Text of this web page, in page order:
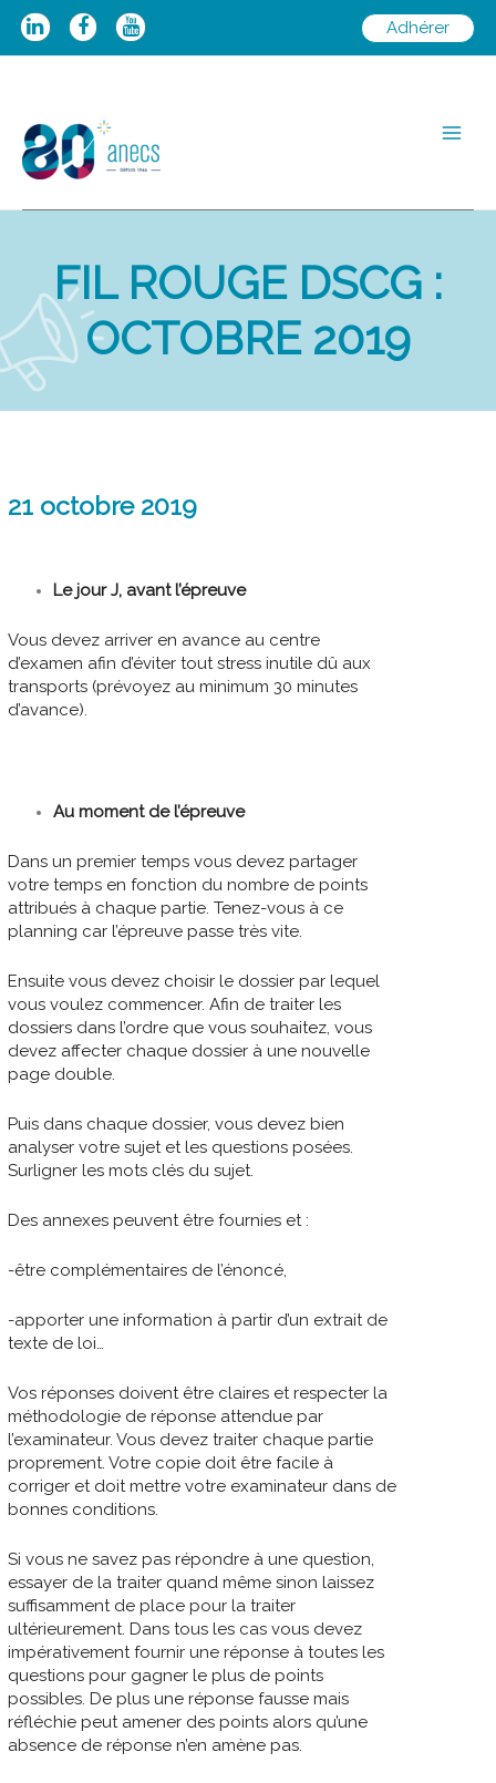
Aller
Adhérer
FIL ROUGE DSCG :
OCTOBRE 2019
21 octobre 2019
Le jour J, avant l’épreuve
Vous devez arriver en avance au centre
d’examen afin d’éviter tout stress inutile dû aux
transports (prévoyez au minimum 30 minutes
d’avance).
Au moment de l’épreuve
Dans un premier temps vous devez partager
votre temps en fonction du nombre de points
attribués à chaque partie. Tenez-vous à ce
planning car l’épreuve passe très vite.
Ensuite vous devez choisir le dossier par lequel
vous voulez commencer. Afin de traiter les
dossiers dans l’ordre que vous souhaitez, vous
devez affecter chaque dossier à une nouvelle
page double.
Puis dans chaque dossier, vous devez bien
analyser votre sujet et les questions posées.
Surligner les mots clés du sujet.
Des annexes peuvent être fournies et :
-être complémentaires de l’énoncé,
-apporter une information à partir d’un extrait de
texte de loi…
Vos réponses doivent être claires et respecter la
méthodologie de réponse attendue par
l’examinateur. Vous devez traiter chaque partie
proprement. Votre copie doit être facile à
corriger et doit mettre votre examinateur dans de
bonnes conditions.
Si vous ne savez pas répondre à une question,
essayer de la traiter quand même sinon laissez
suffisamment de place pour la traiter
ultérieurement. Dans tous les cas vous devez
impérativement fournir une réponse à toutes les
questions pour gagner le plus de points
possibles. De plus une réponse fausse mais
réfléchie peut amener des points alors qu’une
absence de réponse n’en amène pas.